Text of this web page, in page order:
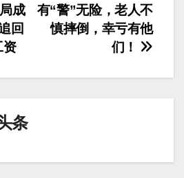
有“警”无险，老人不
慎摔倒，幸亏有他
们！
成
回
资
条